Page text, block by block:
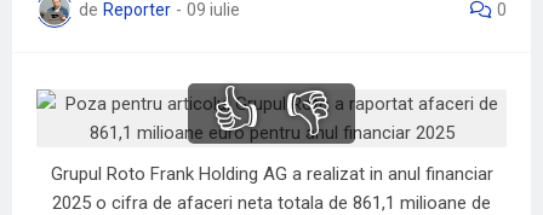
de Reporter - 09 iulie 0
👍 👎
Grupul Roto Frank Holding AG a realizat in anul financiar
2025 o cifra de afaceri neta totala de 861,1 milioane de